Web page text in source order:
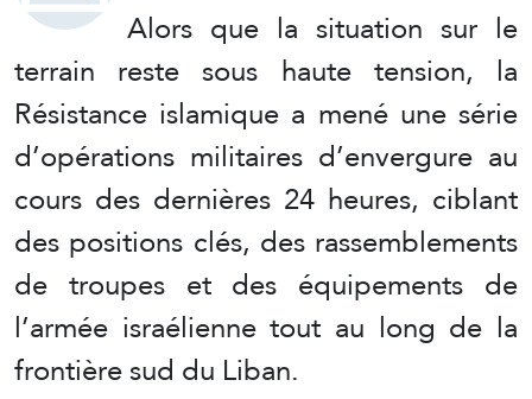
Alors que la situation sur le
terrain reste sous haute tension, la
Résistance islamique a mené une série
d’opérations militaires d’envergure au
cours des dernières 24 heures, ciblant
des positions clés, des rassemblements
de troupes et des équipements de
l’armée israélienne tout au long de la
frontière sud du Liban.